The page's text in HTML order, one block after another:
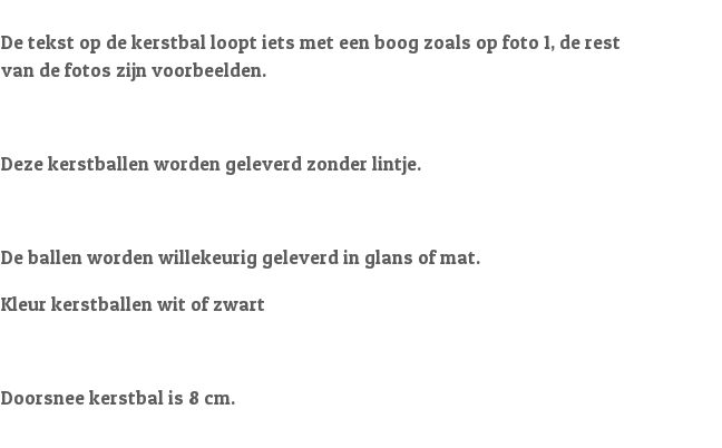
De tekst op de kerstbal loopt iets met een boog zoals op foto 1, de rest
van de fotos zijn voorbeelden.
Deze kerstballen worden geleverd zonder lintje.
De ballen worden willekeurig geleverd in glans of mat.
Kleur kerstballen wit of zwart
Doorsnee kerstbal is 8 cm.